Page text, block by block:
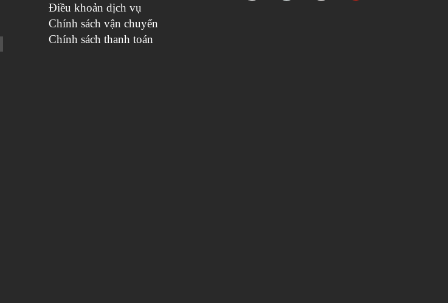
Điều khoản dịch vụ
Chính sách vận chuyển
Chính sách thanh toán